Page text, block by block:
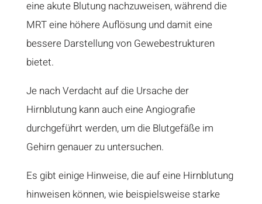
eine akute Blutung nachzuweisen, während die
MRT eine höhere Auflösung und damit eine
bessere Darstellung von Gewebestrukturen
bietet.
Je nach Verdacht auf die Ursache der
Hirnblutung kann auch eine Angiografie
durchgeführt werden, um die Blutgefäße im
Gehirn genauer zu untersuchen.
Es gibt einige Hinweise, die auf eine Hirnblutung
hinweisen können, wie beispielsweise starke